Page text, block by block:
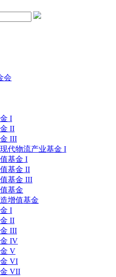
会
I
II
III
代物流产业基金 I
基金 I
基金 II
基金 III
基金
增值基金
I
II
III
IV
V
VI
VII